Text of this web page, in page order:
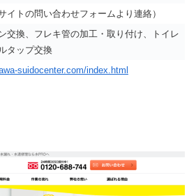
イトの問い合わせフォームより連絡）
交換、フレキ管の加工・取り付け、トイレ
タップ交換
suidocenter.com/index.html